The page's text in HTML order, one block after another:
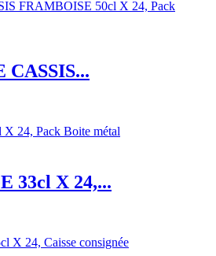
CASSIS...
33cl X 24,...